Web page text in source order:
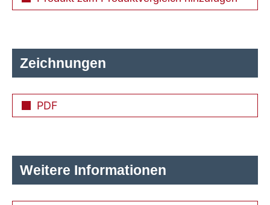
Zeichnungen
PDF
Weitere Informationen